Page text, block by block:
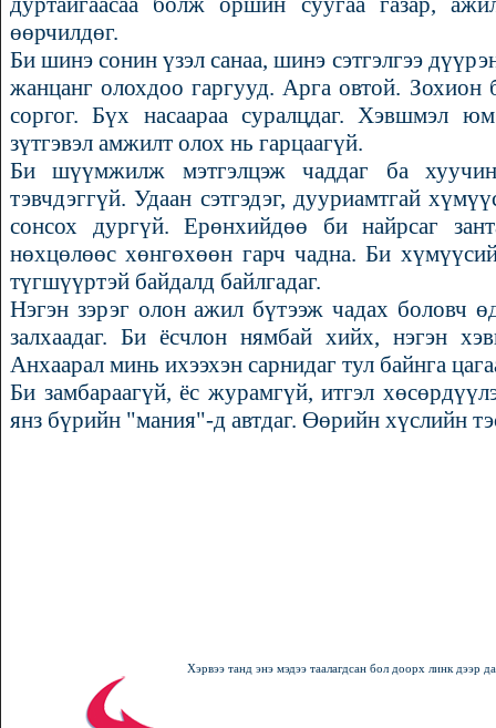
өөрчилдөг.
Би шинэ сонин үзэл санаа, шинэ сэтгэлгээ
жанцанг олохдоо гаргууд. Арга овтой. Зохион
соргог. Бүх насаараа суралцдаг. Хэвшмэл
зүтгэвэл амжилт олох нь гарцаагүй.
Би шүүмжилж мэтгэлцэж чаддаг ба
тэвчдэггүй. Удаан сэтгэдэг, дууриамтгай
сонсох дургүй. Ерөнхийдөө би найрсаг
нөхцөлөөс хөнгөхөөн гарч чадна. Би
түгшүүртэй байдалд байлгадаг.
Нэгэн зэрэг олон ажил бүтээж чадах боловч
залхаадаг. Би ёсчлон нямбай хийх, нэгэн
Анхаарал минь ихээхэн сарнидаг тул байнга
Би замбараагүй, ёс журамгүй, итгэл
янз бүрийн "мания"-д автдаг. Өөрийн хүслийн
Хэрвээ танд энэ мэдээ таалагдсан бол доорх линк дээр